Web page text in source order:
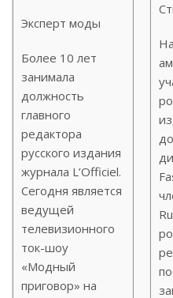
Эксперт моды
Более 10 лет
занимала
должность
главного
редактора
русского издания
журнала L’Officiel.
Сегодня является
ведущей
телевизионного
ток-шоу
«Модный
приговор» на